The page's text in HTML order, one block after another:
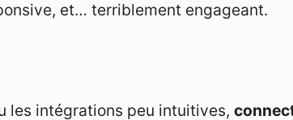
et… terriblement engageant.
les intégrations peu intuitives,